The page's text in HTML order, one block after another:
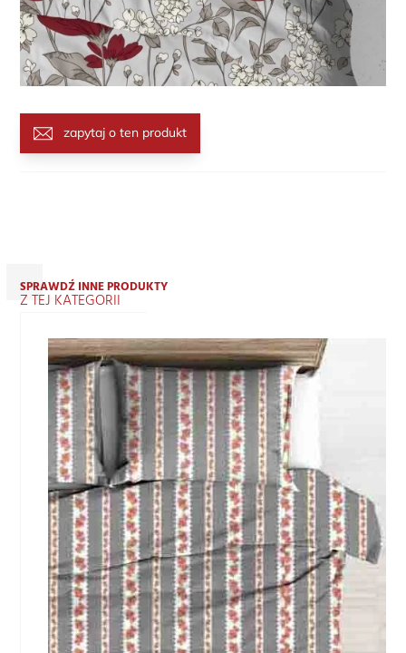
zapytaj o ten produkt
SPRAWDŹ INNE PRODUKTY
Z TEJ KATEGORII